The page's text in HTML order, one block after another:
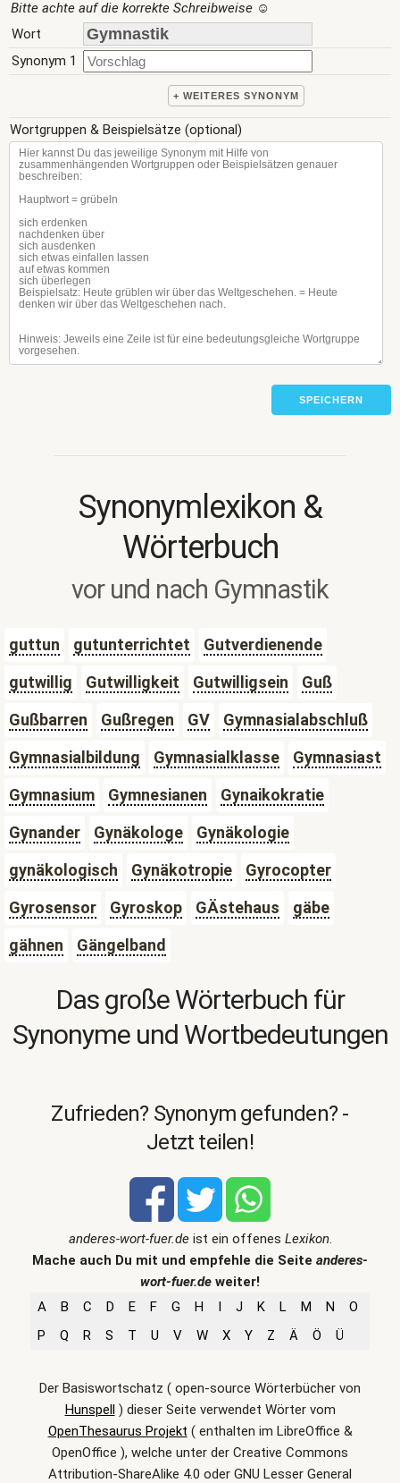
Bitte achte auf die korrekte Schreibweise ☺
Wort
Synonym 1
+ WEITERES SYNONYM
Wortgruppen & Beispielsätze (optional)
SPEICHERN
Synonymlexikon &
Wörterbuch
vor und nach Gymnastik
guttun gutunterrichtet
Gutverdienende
gutwillig
Gutwilligkeit Gutwilligsein
Guß
Gußbarren
Gußregen GV
Gymnasialabschluß
Gymnasialbildung
Gymnasialklasse
Gymnasiast
Gymnasium
Gymnesianen
Gynaikokratie
Gynander
Gynäkologe
Gynäkologie
gynäkologisch
Gynäkotropie
Gyrocopter
Gyrosensor
Gyroskop GÄstehaus
gäbe
gähnen
Gängelband
Das große Wörterbuch für
Synonyme und Wortbedeutungen
Zufrieden? Synonym gefunden? -
Jetzt teilen!
anderes-wort-fuer.deist ein offenes Lexikon.
Mache auch Du mit und empfehle die Seite anderes-
wort-fuer.de weiter!
A
B C D E F G H I J K L M N
O
P
Q R S T U V W X Y Z Ä Ö Ü
Der Basiswortschatz ( open-source Wörterbücher von
Hunspell) dieser Seite verwendet Wörter vom
OpenThesaurus Projekt ( enthalten im LibreOffice &
OpenOffice ), welche unter der Creative Commons
Attribution-ShareAlike 4.0 oder GNU Lesser General